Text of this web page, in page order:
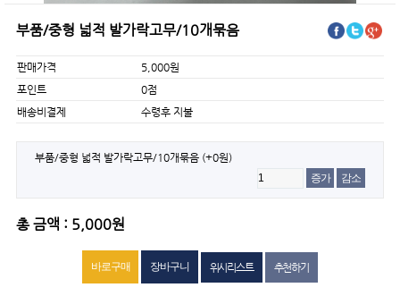
부품/중형 넓적 발가락고무/10개묶음
판매가격
5,000원
포인트
0점
배송비결제
수령후 지불
부품/중형 넓적 발가락고무/10개묶음 (+0원)
증가
감소
총 금액 : 5,000원
위시리스트 추천하기